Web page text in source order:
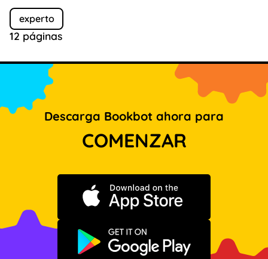
experto
12 páginas
Descarga Bookbot ahora para
COMENZAR
Descargar en App Store
Disponible en Google Play